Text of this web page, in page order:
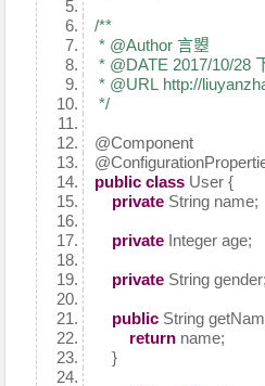
/**
* @Author 言曌
* @DATE 2017/10/28
* @URL http://
*/
@Component
public class User {
private String name;
private Integer age;
private String gender;
public String
return name;
}